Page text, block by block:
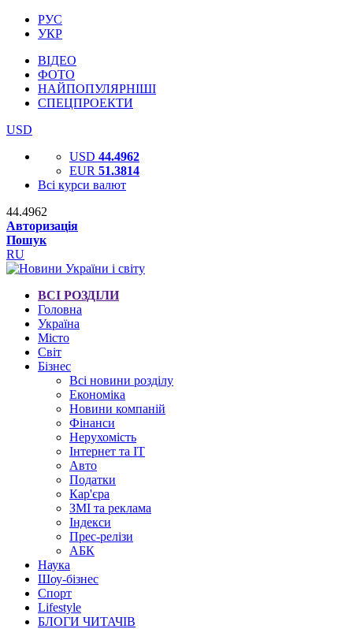
РУС
УКР
ВІДЕО
ФОТО
НАЙПОПУЛЯРНІШІ
СПЕЦПРОЕКТИ
USD
USD 44.4962
EUR 51.3814
Всі курси валют
44.4962
Авторизація
Пошук
RU
ВСІ РОЗДІЛИ
Головна
Україна
Місто
Світ
Бізнес
Всі новини розділу
Економіка
Новини компаній
Фінанси
Нерухомість
Інтернет та IT
Авто
Податки
Кар'єра
ЗМІ та реклама
Індекси
Прес-релізи
АБК
Наука
Шоу-бізнес
Спорт
Lifestyle
БЛОГИ ЧИТАЧІВ